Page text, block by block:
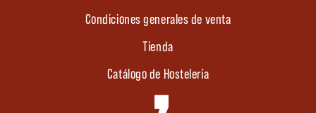
Condiciones generales de venta
Tienda
Catálogo de Hostelería